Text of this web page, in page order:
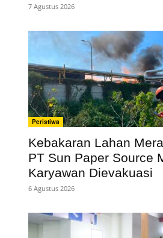
7 Agustus 2026
Peristiwa
Kebakaran Lahan
PT Sun Paper Source
Karyawan Dievakuasi
6 Agustus 2026